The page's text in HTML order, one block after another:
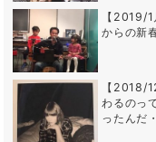
【2019/
からの新
【2018/
わるのっ
ったんだ